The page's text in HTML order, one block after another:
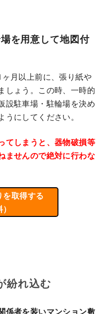
を用意して地図付
月以上前に、張り紙や
しょう。この時、一時的
設駐車場・駐輪場を決め
にしてください。
てしまうと、器物破損等
ませんので絶対に行わな
を取得する
紛れ込む
係者を装いマンション敷